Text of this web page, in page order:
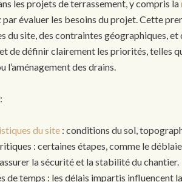
les projets de terrassement, y compris la
par évaluer les besoins du projet. Cette
du site, des contraintes géographiques,
de définir clairement les priorités, telles
l’aménagement des drains.
du site : conditions du sol,
: certaines étapes, comme le
la sécurité et la stabilité du chantier.
de temps : les délais impartis influencent